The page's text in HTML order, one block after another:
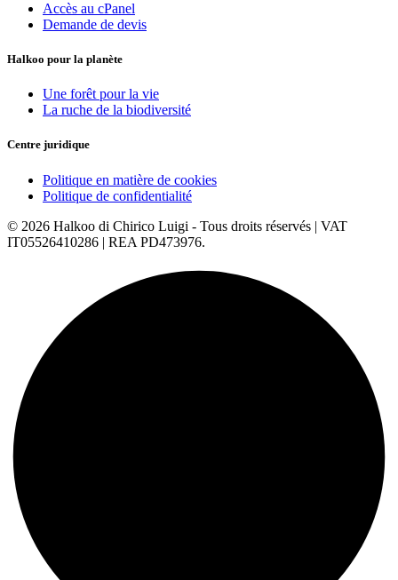
Accès au cPanel
Demande de devis
Halkoo pour la planète
Une forêt pour la vie
La ruche de la biodiversité
Centre juridique
Politique en matière de cookies
Politique de confidentialité
© 2026 Halkoo di Chirico Luigi - Tous droits réservés | VAT
IT05526410286 | REA PD473976.